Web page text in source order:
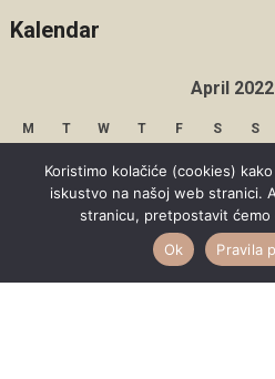
Kalendar
April 2022
M T W T F S S
1 2 3
6 7 8 9 10
15 16 17
Koristimo kolačiće (cookies)
iskustvo na našoj web stranici.
stranicu, pretpostavit ćemo
Ok
Pravila